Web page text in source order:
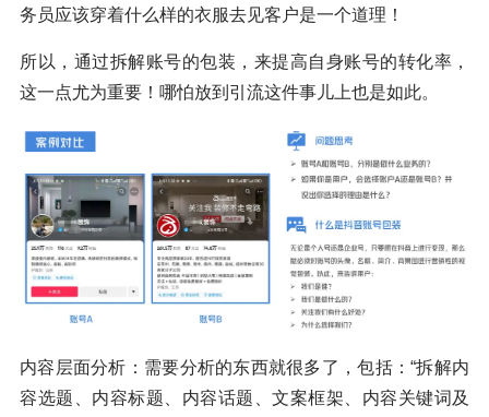
务员应该穿着什么样的衣服去见客户是一个道理！
所以，通过拆解账号的包装，来提高自身账号的转化率，
这一点尤为重要！哪怕放到引流这件事儿上也是如此。
内容层面分析：需要分析的东西就很多了，包括：“拆解内
容选题、内容标题、内容话题、文案框架、内容关键词及